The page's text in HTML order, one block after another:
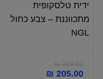
ידית טלסקופית
מתכווננת – צבע כחול
NGL
₪219.00
המחיר ₪ 205.00